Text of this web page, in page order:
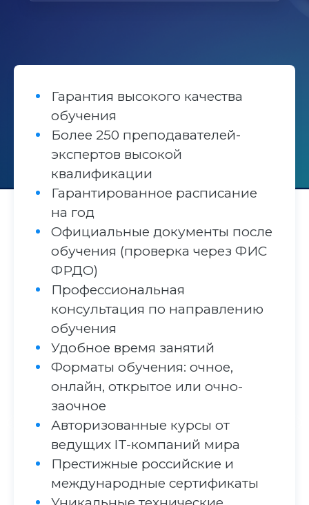
Гарантия высокого качества
обучения
Более 250 преподавателей-
экспертов высокой
квалификации
Гарантированное расписание
на год
Официальные документы после
обучения (проверка через ФИС
ФРДО)
Профессиональная
консультация по направлению
обучения
Удобное время занятий
Форматы обучения: очное,
онлайн, открытое или очно-
заочное
Авторизованные курсы от
ведущих IT-компаний мира
Престижные российские и
международные сертификаты